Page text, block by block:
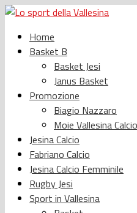
Home
Basket B
Basket Jesi
Janus Basket
Promozione
Biagio Nazzaro
Moie Vallesina Calcio
Jesina Calcio
Fabriano Calcio
Jesina Calcio Femminile
Rugby Jesi
Sport in Vallesina